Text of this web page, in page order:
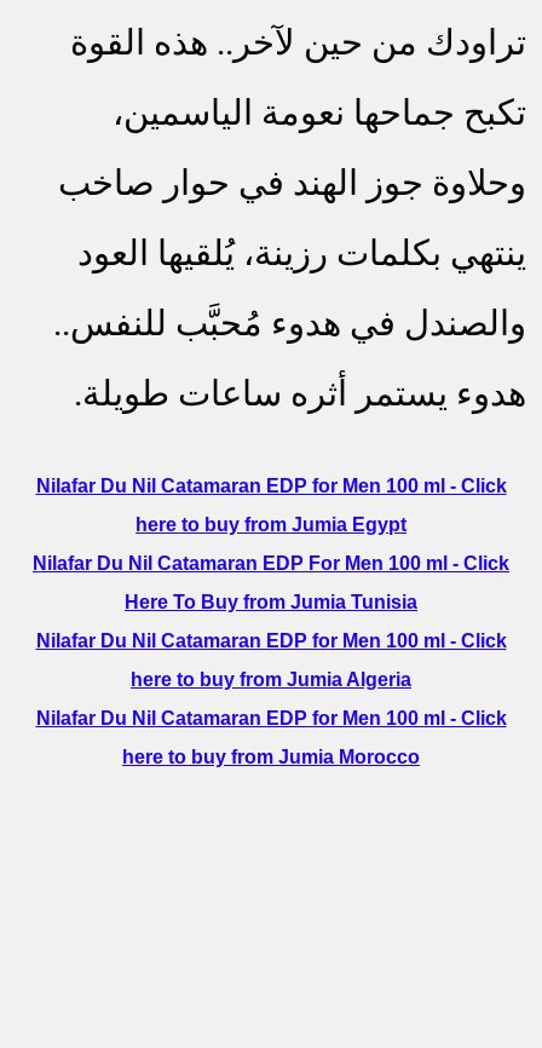
تراودك من حين لآخر.. هذه القوة
تكبح جماحها نعومة الياسمين،
وحلاوة جوز الهند في حوار صاخب
ينتهي بكلمات رزينة، يُلقيها العود
والصندل في هدوء مُحبَّب للنفس..
هدوء يستمر أثره ساعات طويلة.
Nilafar Du Nil Catamaran EDP for Men 100 ml - Click
here to buy from Jumia Egypt
Nilafar Du Nil Catamaran EDP For Men 100 ml - Click
Here To Buy from Jumia Tunisia
Nilafar Du Nil Catamaran EDP for Men 100 ml - Click
here to buy from Jumia Algeria
Nilafar Du Nil Catamaran EDP for Men 100 ml - Click
here to buy from Jumia Morocco